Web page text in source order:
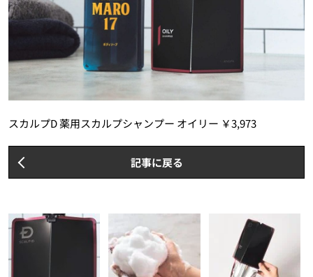
スカルプD 薬用スカルプシャンプー オイリー ￥3,973
記事に戻る